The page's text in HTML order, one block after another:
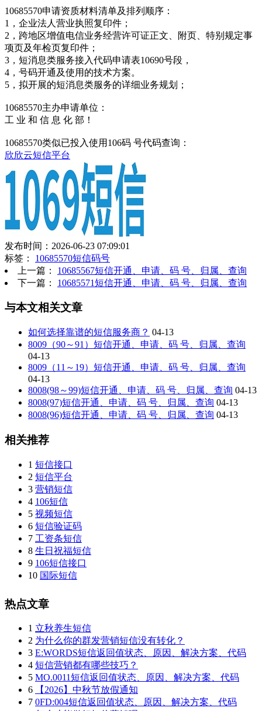
10685570申请资质材料清单及排列顺序：
1，企业法人营业执照复印件；
2，跨地区增值电信业务经营许可证正文、附页、特别规定事
项页及年检页复印件；
3，短消息类服务接入代码申请表10690号段，
4，号码开通及使用的技术方案。
5，拟开展的短消息类服务的详细业务规划；
10685570主办申请单位：
工 业 和 信 息 化 部！
10685570类似已投入使用106码 号代码查询：
欣欣云短信平台
发布时间：2026-06-23 07:09:01
标签： 10685570短信码号
上一篇： 10685567短信开通、申请、码 号、归属、查询
下一篇： 10685571短信开通、申请、码 号、归属、查询
与本文相关文章
如何选择靠谱的短信服务商？ 04-13
8009（90～91）短信开通、申请、码 号、归属、查询
04-13
8009（11～19）短信开通、申请、码 号、归属、查询
04-13
8008(98～99)短信开通、申请、码 号、归属、查询 04-13
8008(97)短信开通、申请、码 号、归属、查询 04-13
8008(96)短信开通、申请、码 号、归属、查询 04-13
相关推荐
1 短信接口
2 短信平台
3 营销短信
4 106短信
5 视频短信
6 短信验证码
7 工资条短信
8 生日祝福短信
9 106短信接口
10 国际短信
热点文章
1 立秋养生短信
2 为什么你的群发营销短信没有转化？
3 E:WORDS短信返回值状态、原因、解决方案、代码
4 短信营销都有哪些技巧？
5 MO.0011短信返回值状态、原因、解决方案、代码
6
【2026】中秋节放假通知
7 0FD:004短信返回值状态、原因、解决方案、代码